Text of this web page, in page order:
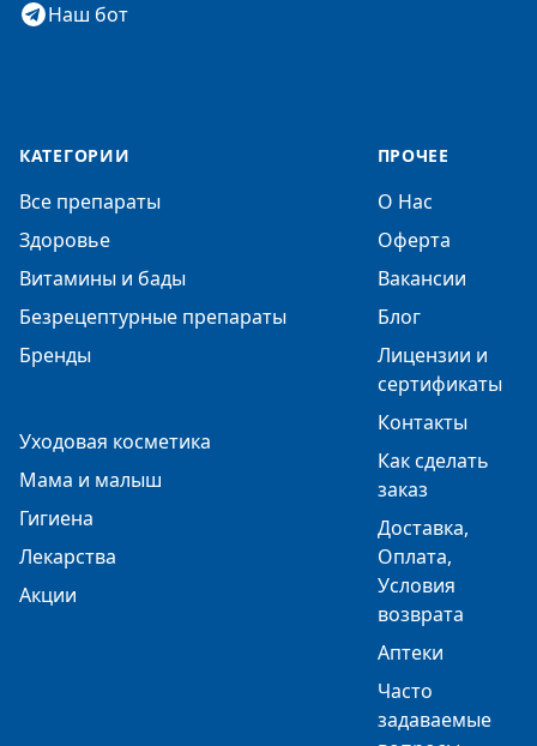
Наш бот
КАТЕГОРИИ
Все препараты
Здоровье
Витамины и бады
Безрецептурные препараты
Бренды
Уходовая косметика
Мама и малыш
Гигиена
Лекарства
Акции
ПРОЧЕЕ
О Нас
Оферта
Вакансии
Блог
Лицензии и
сертификаты
Контакты
Как сделать
заказ
Доставка,
Оплата,
Условия
возврата
Аптеки
Часто
задаваемые